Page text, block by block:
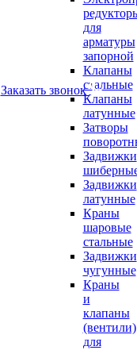
для
арматуры
запорной
Клапаны
стальные
Клапаны
латунные
Затворы
Задвижки
Задвижки
латунные
Краны
шаровые
стальные
Задвижки
чугунные
Краны
и
клапаны
(вентили)
для
Заказать звонок